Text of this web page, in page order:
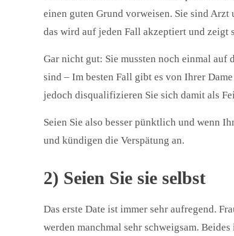
einen guten Grund vorweisen. Sie sind
das wird auf jeden Fall akzeptiert und zeigt
Gar nicht gut: Sie mussten noch einmal auf
sind – Im besten Fall gibt es von Ihrer
jedoch disqualifizieren Sie sich damit als
Seien Sie also besser pünktlich und wenn
und kündigen die Verspätung an.
2) Seien Sie sie selbst
Das erste Date ist immer sehr aufregend.
werden manchmal sehr schweigsam.